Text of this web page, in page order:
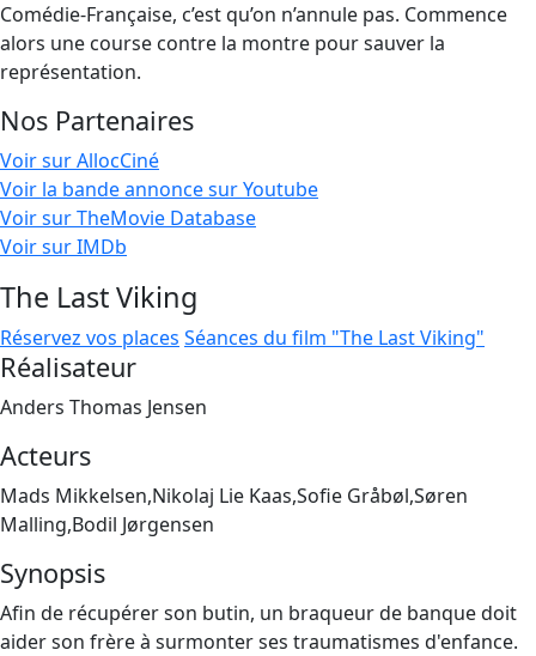
Comédie-Française, c’est qu’on n’annule pas. Commence
alors une course contre la montre pour sauver la
représentation.
Nos Partenaires
Voir sur AllocCiné
Voir la bande annonce sur Youtube
Voir sur TheMovie Database
Voir sur IMDb
The Last Viking
Réservez vos places Séances du film "The Last Viking"
Réalisateur
Anders Thomas Jensen
Acteurs
Mads Mikkelsen,Nikolaj Lie Kaas,Sofie Gråbøl,Søren
Malling,Bodil Jørgensen
Synopsis
Afin de récupérer son butin, un braqueur de banque doit
aider son frère à surmonter ses traumatismes d'enfance.